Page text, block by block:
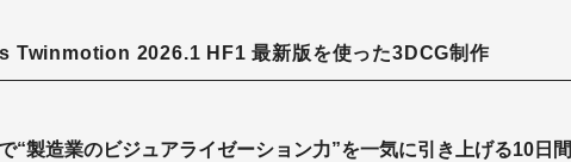
Twinmotion 2026.1 HF1 最新版を使った3DCG制作
“製造業のビジュアライゼーション力”を一気に引き上げる10日間